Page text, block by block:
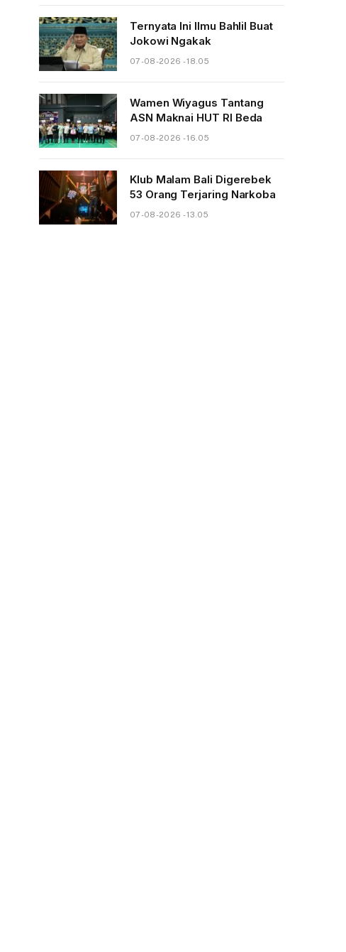
Ternyata Ini Ilmu Bahlil Buat
Jokowi Ngakak
07-08-2026 - 18.05
Wamen Wiyagus Tantang
ASN Maknai HUT RI Beda
07-08-2026 - 16.05
Klub Malam Bali Digerebek
53 Orang Terjaring Narkoba
07-08-2026 - 13.05